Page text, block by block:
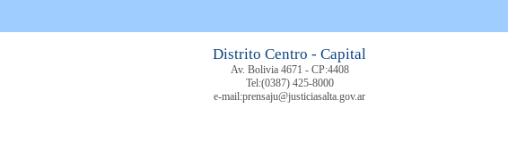
Distrito Centro - Capital
Av. Bolivia 4671 - CP:4408
Tel:(0387) 425-8000
e-mail:prensaju@justiciasalta.gov.ar